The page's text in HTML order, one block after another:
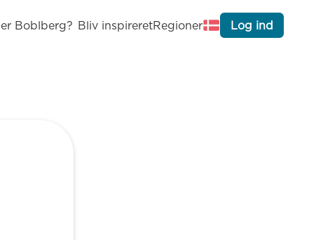
Boblberg? Bliv inspireretRegioner Log ind